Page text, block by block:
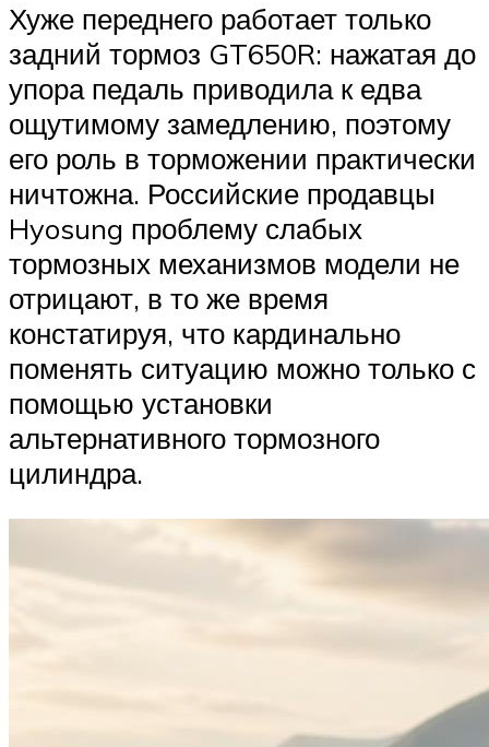
Хуже переднего работает только
задний тормоз GT650R: нажатая до
упора педаль приводила к едва
ощутимому замедлению, поэтому
его роль в торможении практически
ничтожна. Российские продавцы
Hyosung проблему слабых
тормозных механизмов модели не
отрицают, в то же время
констатируя, что кардинально
поменять ситуацию можно только с
помощью установки
альтернативного тормозного
цилиндра.